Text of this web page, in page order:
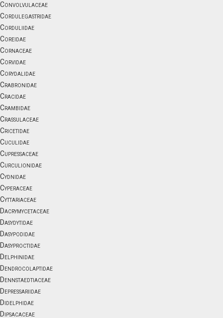
Convolvulaceae
Cordulegastridae
Corduliidae
Coreidae
Cornaceae
Corvidae
Corydalidae
Crabronidae
Cracidae
Crambidae
Crassulaceae
Cricetidae
Cuculidae
Cupressaceae
Curculionidae
Cydnidae
Cyperaceae
Cyttariaceae
Dacrymycetaceae
Dasydytidae
Dasypodidae
Dasyproctidae
Delphinidae
Dendrocolaptidae
Dennstaedtiaceae
Depressariidae
Didelphidae
Dipsacaceae